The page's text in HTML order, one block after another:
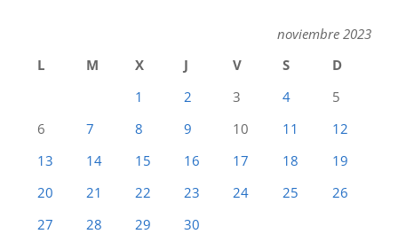
noviembre 2023
L
M X J V S
D
1
2 3 4
5
6
7 8 9 10 11
12
13
14 15 16 17 18
19
20
21 22 23 24 25
26
27
28 29 30